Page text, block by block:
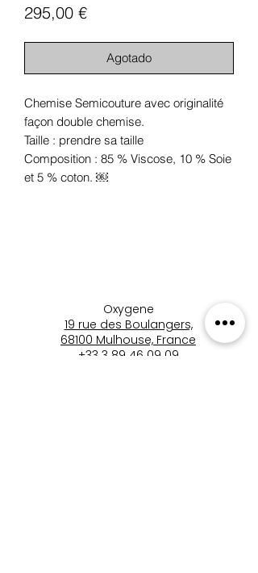
295,00 €Precio
Agotado
Chemise Semicouture avec originalité
façon double chemise.
Taille : prendre sa taille
Composition : 85 % Viscose, 10 % Soie
et 5 % coton. ￼
Oxygene
19 rue des Boulangers,
68100 Mulhouse, France
+33 3 89 46 09 09